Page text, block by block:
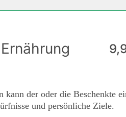
kann der oder die Beschenkte
und persönliche Ziele.